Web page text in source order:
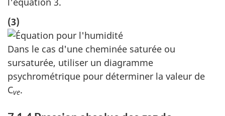
(3)
Dans le cas d'une cheminée saturée ou
sursaturée, utiliser un diagramme
psychrométrique pour déterminer la valeur de
Cve.